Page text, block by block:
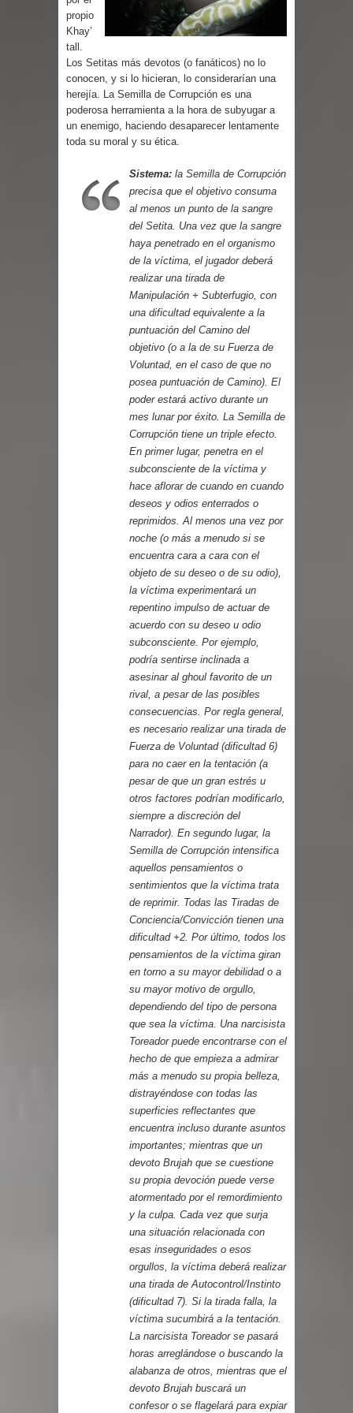
Parte 03: Reflexiones
propio
Khay’
tall.
Los Setitas más devotos (o fanáticos) no lo
conocen, y si lo hicieran, lo considerarían una
herejía. La Semilla de Corrupción es una
poderosa herramienta a la hora de subyugar a
un enemigo, haciendo desaparecer lentamente
toda su moral y su ética.
Sistema: la Semilla de Corrupción
precisa que el objetivo consuma
al menos un punto de la sangre
del Setita. Una vez que la sangre
haya penetrado en el organismo
de la víctima, el jugador deberá
realizar una tirada de
Manipulación + Subterfugio, con
una dificultad equivalente a la
puntuación del Camino del
objetivo (o a la de su Fuerza de
Voluntad, en el caso de que no
posea puntuación de Camino). El
poder estará activo durante un
mes lunar por éxito. La Semilla de
Corrupción tiene un triple efecto.
En primer lugar, penetra en el
subconsciente de la víctima y
hace aflorar de cuando en cuando
deseos y odios enterrados o
reprimidos. Al menos una vez por
noche (o más a menudo si se
encuentra cara a cara con el
objeto de su deseo o de su odio),
la víctima experimentará un
repentino impulso de actuar de
acuerdo con su deseo u odio
subconsciente. Por ejemplo,
podría sentirse inclinada a
asesinar al ghoul favorito de un
rival, a pesar de las posibles
consecuencias. Por regla general,
es necesario realizar una tirada de
Fuerza de Voluntad (dificultad 6)
para no caer en la tentación (a
pesar de que un gran estrés u
otros factores podrían modificarlo,
siempre a discreción del
Narrador). En segundo lugar, la
Semilla de Corrupción intensifica
aquellos pensamientos o
sentimientos que la víctima trata
de reprimir. Todas las Tiradas de
Conciencia/Convicción tienen una
dificultad +2. Por último, todos los
pensamientos de la víctima giran
en torno a su mayor debilidad o a
su mayor motivo de orgullo,
dependiendo del tipo de persona
que sea la víctima. Una narcisista
Toreador puede encontrarse con el
hecho de que empieza a admirar
más a menudo su propia belleza,
distrayéndose con todas las
superficies reflectantes que
encuentra incluso durante asuntos
importantes; mientras que un
devoto Brujah que se cuestione
su propia devoción puede verse
atormentado por el remordimiento
y la culpa. Cada vez que surja
una situación relacionada con
esas inseguridades o esos
orgullos, la víctima deberá realizar
una tirada de Autocontrol/Instinto
(dificultad 7). Si la tirada falla, la
víctima sucumbirá a la tentación.
La narcisista Toreador se pasará
horas arreglándose o buscando la
alabanza de otros, mientras que el
devoto Brujah buscará un
confesor o se flagelará para expiar